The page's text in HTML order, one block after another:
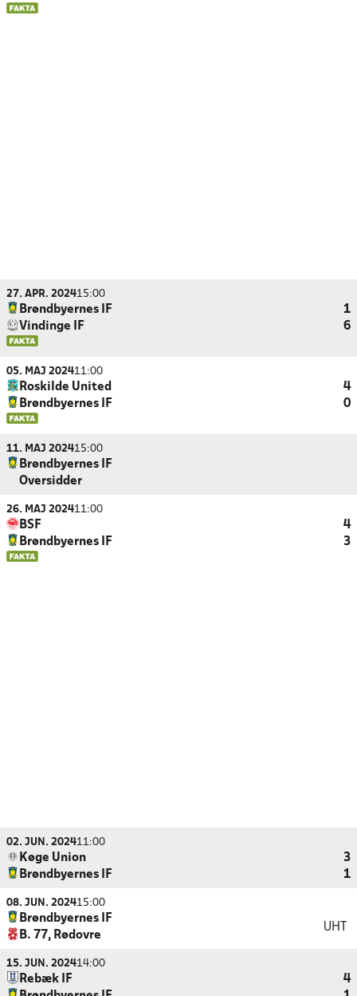
27. APR. 202415:00
Brøndbyernes IF
1
Vindinge IF
6
05. MAJ 202411:00
Roskilde United
4
Brøndbyernes IF
0
11. MAJ 202415:00
Brøndbyernes IF
Oversidder
26. MAJ 202411:00
BSF
4
Brøndbyernes IF
3
02. JUN. 202411:00
Køge Union
3
Brøndbyernes IF
1
08. JUN. 202415:00
Brøndbyernes IF
B. 77, Rødovre
UHT
15. JUN. 202414:00
Rebæk IF
4